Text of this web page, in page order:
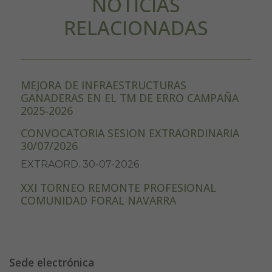
RELACIONADAS
MEJORA DE INFRAESTRUCTURAS
GANADERAS EN EL TM DE ERRO CAMPAÑA
2025-2026
CONVOCATORIA SESION EXTRAORDINARIA
30/07/2026
EXTRAORD. 30-07-2026
XXI TORNEO REMONTE PROFESIONAL
COMUNIDAD FORAL NAVARRA
Sede electrónica